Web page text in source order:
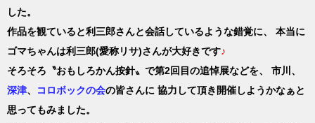
した。
作品を観ていると利三郎さんと会話しているような錯覚に、
本当に
ゴマちゃんは利三郎(愛称リサ)さんが大好きです♪
そろそろ〝おもしろかん按針〟で第2回目の追悼展などを、
市川、
深津、 コロボックの会の皆さんに 協力して頂き開催しようかなぁと
思ってもみました。